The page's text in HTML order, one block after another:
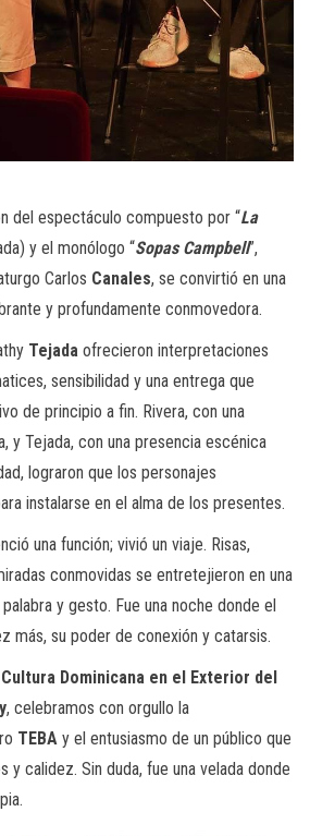
del espectáculo compuesto por “La
y el monólogo “Sopas Campbell”,
Carlos Canales, se convirtió en una
y profundamente conmovedora.
Tejada ofrecieron interpretaciones
sensibilidad y una entrega que
de principio a fin. Rivera, con una
y Tejada, con una presencia escénica
lograron que los personajes
instalarse en el alma de los presentes.
una función; vivió un viaje. Risas,
conmovidas se entretejieron en una
y gesto. Fue una noche donde el
más, su poder de conexión y catarsis.
Dominicana en el Exterior del
, celebramos con orgullo la
TEBA y el entusiasmo de un público que
y calidez. Sin duda, fue una velada donde